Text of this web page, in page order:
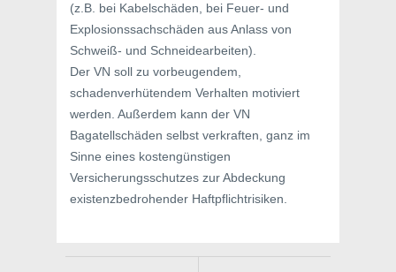
(z.B. bei Kabelschäden, bei Feuer- und
Explosionssachschäden aus Anlass von
Schweiß- und Schneidearbeiten).
Der VN soll zu vorbeugendem,
schadenverhütendem Verhalten motiviert
werden. Außerdem kann der VN
Bagatellschäden selbst verkraften, ganz im
Sinne eines kostengünstigen
Versicherungsschutzes zur Abdeckung
existenzbedrohender Haftpflichtrisiken.